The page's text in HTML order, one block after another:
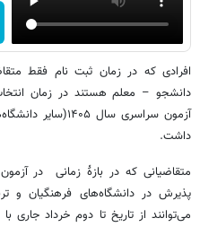
افرادی که در زمان ثبت نام فقط
دانشجو – معلم هستند در زمان
آزمون سراسری
داشت.
متقاضیانی که در بازۀ زمانی در
پذیرش در دانشگاه‌های فرهنگیان و
می‌توانند از تاریخ تا دوم خرداد جاری